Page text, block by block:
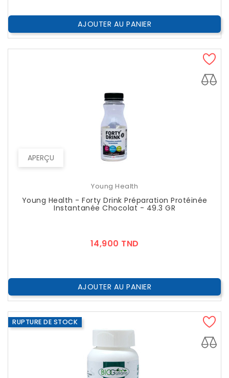
AJOUTER AU PANIER
APERÇU
Young Health
Young Health - Forty Drink Préparation Protéinée
Instantanée Chocolat - 49.3 GR
14,900 TND
AJOUTER AU PANIER
RUPTURE DE STOCK